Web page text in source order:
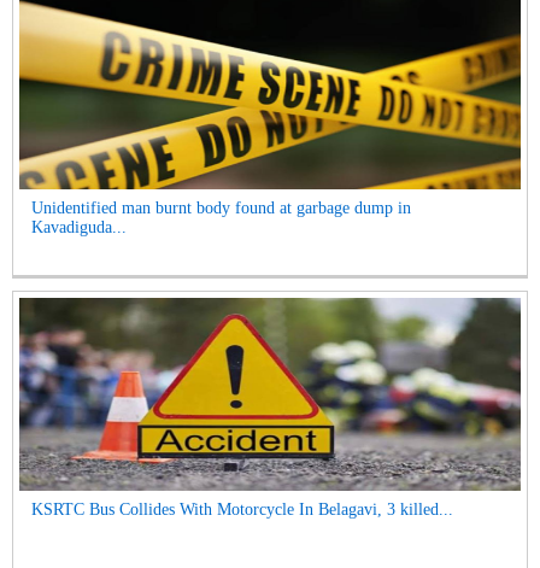
Unidentified man burnt body found at garbage dump in
Kavadiguda...
KSRTC Bus Collides With Motorcycle In Belagavi, 3 killed...